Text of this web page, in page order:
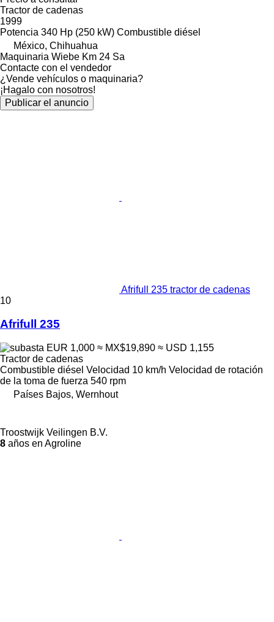
Tractor de cadenas
1999
Potencia 340 Hp (250 kW) Combustible diésel
México, Chihuahua
Maquinaria Wiebe Km 24 Sa
Contacte con el vendedor
¿Vende vehículos o maquinaria?
¡Hagalo con nosotros!
Publicar el anuncio
Afrifull 235 tractor de cadenas
10
Afrifull 235
EUR 1,000 ≈ MX$19,890 ≈ USD 1,155
Tractor de cadenas
Combustible diésel Velocidad 10 km/h Velocidad de rotación
de la toma de fuerza 540 rpm
Países Bajos, Wernhout
Troostwijk Veilingen B.V.
8 años en Agroline